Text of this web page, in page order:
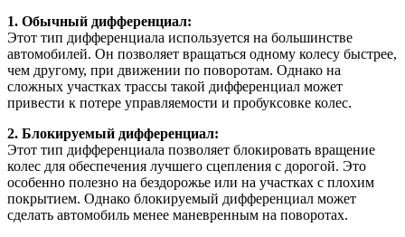
1. Обычный дифференциал:
Этот тип дифференциала используется на большинстве
автомобилей. Он позволяет вращаться одному колесу быстрее,
чем другому, при движении по поворотам. Однако на
сложных участках трассы такой дифференциал может
привести к потере управляемости и пробуксовке колес.
2. Блокируемый дифференциал:
Этот тип дифференциала позволяет блокировать вращение
колес для обеспечения лучшего сцепления с дорогой. Это
особенно полезно на бездорожье или на участках с плохим
покрытием. Однако блокируемый дифференциал может
сделать автомобиль менее маневренным на поворотах.